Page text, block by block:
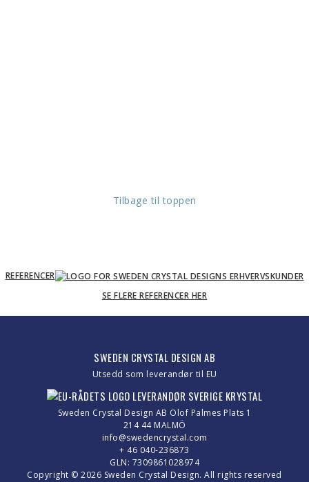
Tilbage til toppen
REFERENCER
SE FLERE REFERENCER HER
SWEDEN CRYSTAL DESIGN AB
Utsedd som leverandør til EU
Sweden Crystal Design AB Olof Palmes Plats 1
214 44 MALMÖ
info@swedencrystal.com
+ 46 040-236873
GLN: 7309861028974
Copyright © 2026 Sweden Crystal Design. All rights reserved